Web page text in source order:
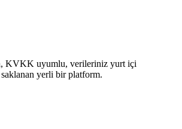
KVKK uyumlu, verileriniz yurt içi
yerli bir platform.